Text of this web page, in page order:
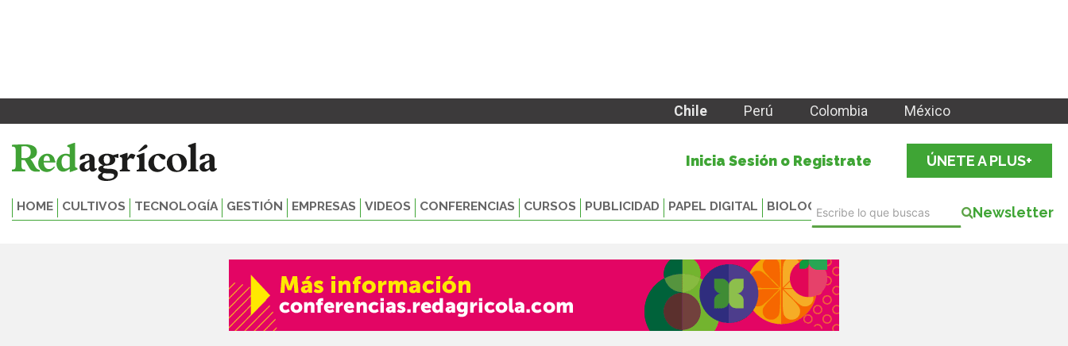
Chile Perú Colombia México
Inicia Sesión o Registrate ÚNETE A PLUS+
HOME CULTIVOS TECNOLOGÍA GESTIÓN EMPRESAS VIDEOS CONFERENCIAS CURSOS PUBLICIDAD PAPEL DIGITAL BIOLOGICALS Newsletter